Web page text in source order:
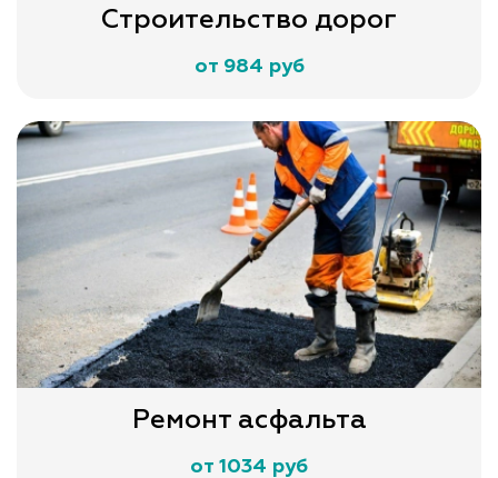
Строительство дорог
от 984 руб
Ремонт асфальта
от 1034 руб